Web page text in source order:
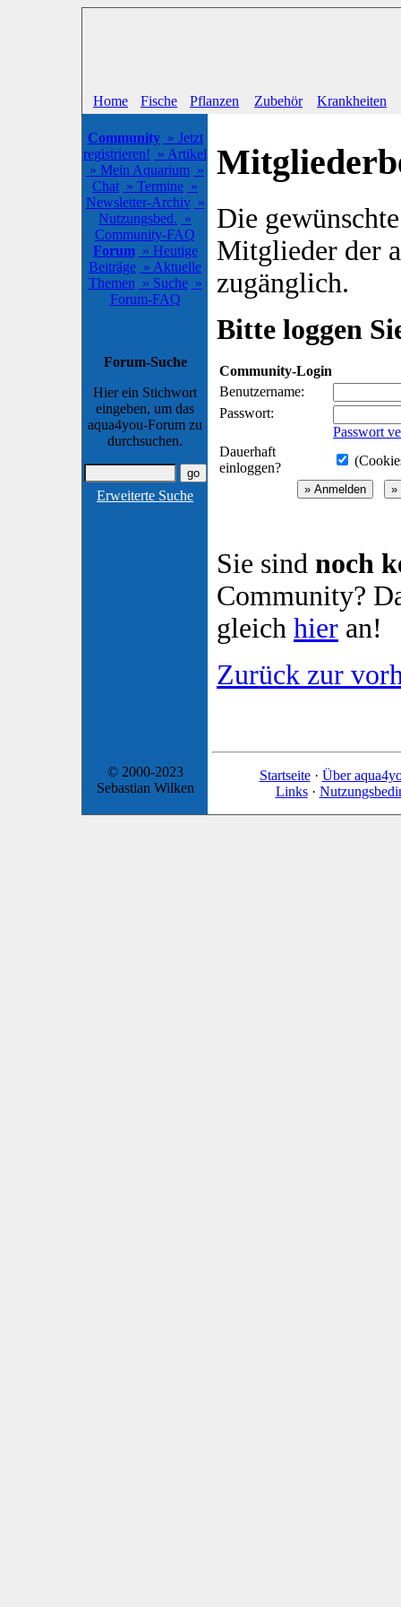
Home Fische Pflanzen Zubehör Krankheiten
Community » Jetzt
registrieren! » Artikel
» Mein Aquarium »
Chat » Termine »
Newsletter-Archiv »
Nutzungsbed. »
Community-FAQ
Forum » Heutige
Beiträge » Aktuelle
Themen » Suche »
Forum-FAQ
Forum-Suche
Hier ein Stichwort
eingeben, um das
aqua4you-Forum zu
durchsuchen.
Erweiterte Suche
Die
Mitglieder der
zugänglich.
Bitte loggen
Community-Login
Benutzername:
Passwort:
Passwort
Dauerhaft
einloggen?
Sie sind noch
Community?
gleich hier an!
Zurück zur
© 2000-2023
Sebastian Wilken
Startseite· Über
Links·